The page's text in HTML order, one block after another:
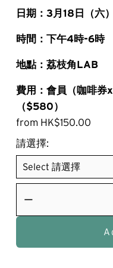
日期：3月18日（六）
時間：下午4時-6時
地點：荔枝角LAB
費用：會員（咖啡
（$580）
from HK$150.00
請選擇: